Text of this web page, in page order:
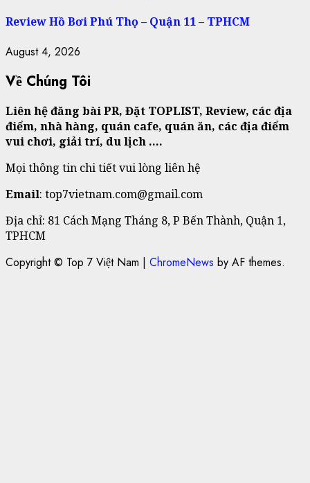
Review Hồ Bơi Phú Thọ – Quận 11 – TPHCM
August 4, 2026
Về Chúng Tôi
Liên hệ đăng bài PR, Đặt TOPLIST, Review, các địa
điểm, nhà hàng, quán cafe, quán ăn, các địa điểm
vui chơi, giải trí, du lịch ….
Mọi thông tin chi tiết vui lòng liên hệ
Email: top7vietnam.com@gmail.com
Địa chỉ: 81 Cách Mạng Tháng 8, P Bến Thành, Quận 1,
TPHCM
Copyright © Top 7 Việt Nam | ChromeNews by AF themes.